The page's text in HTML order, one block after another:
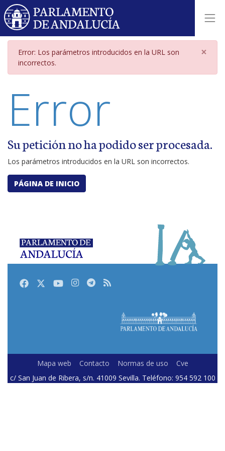
Página de error por parámetros
Error: Los parámetros introducidos en la URL son
incorrectos.
×
Error
Su petición no ha podido ser procesada.
Los parámetros introducidos en la URL son incorrectos.
PÁGINA DE INICIO
FacebookTwitterYoutubeInstagram
Telegram
RSS
Mapa web Contacto Normas de uso
Cve
c/ San Juan de Ribera, s/n. 41009 Sevilla. Teléfono: 954 592 100